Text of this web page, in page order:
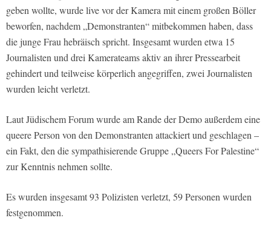
geben wollte, wurde live vor der Kamera mit einem großen Böller
beworfen, nachdem „Demonstranten“ mitbekommen haben, dass
die junge Frau hebräisch spricht. Insgesamt wurden etwa 15
Journalisten und drei Kamerateams aktiv an ihrer Pressearbeit
gehindert und teilweise körperlich angegriffen, zwei Journalisten
wurden leicht verletzt.
Laut Jüdischem Forum wurde am Rande der Demo außerdem eine
queere Person von den Demonstranten attackiert und geschlagen –
ein Fakt, den die sympathisierende Gruppe „Queers For Palestine“
zur Kenntnis nehmen sollte.
Es wurden insgesamt 93 Polizisten verletzt, 59 Personen wurden
festgenommen.